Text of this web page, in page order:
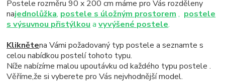
Postele rozměru 90 x 200 cm máme pro Vás rozděleny
najednolůžka, postele s úložným prostorem, postele
s výsuvnou přistýlkouavyvýšené postele.
Kliknětena Vámi požadovaný typ postele a seznamte s
celou nabídkou postelí tohoto typu.
Níže nabízíme malou upoutávku od každého typu postele .
Věříme,že si vyberete pro Vás nejvhodnější model.